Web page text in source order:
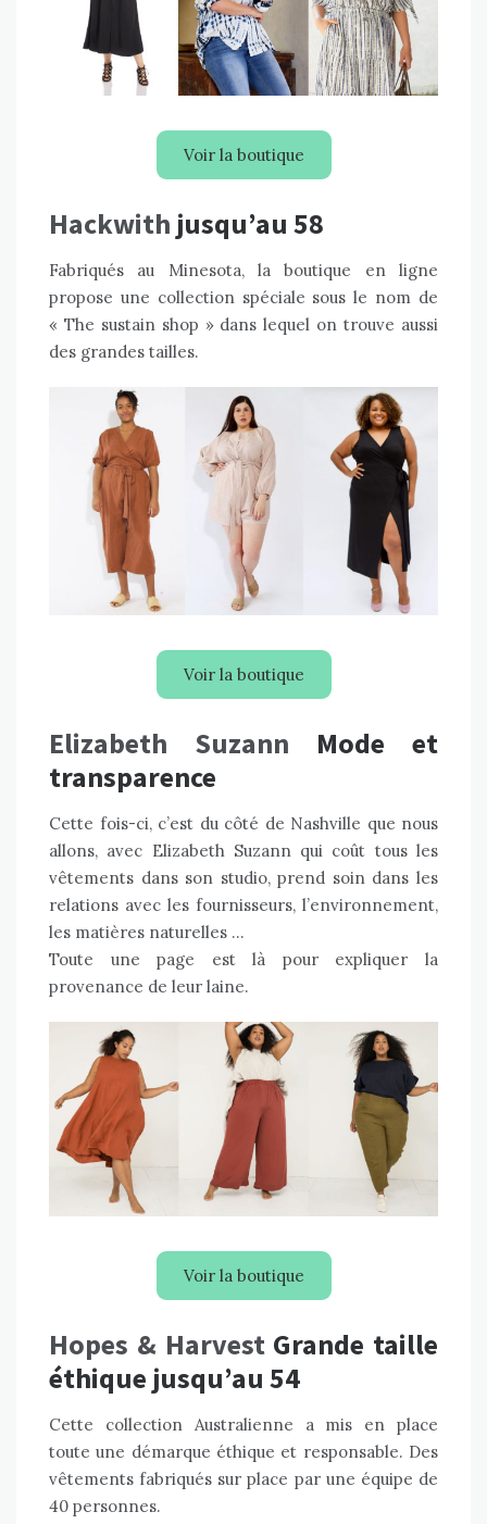
Voir la boutique
Hackwith jusqu’au 58
Fabriqués au Minesota, la boutique en ligne
propose une collection spéciale sous le nom de
« The sustain shop » dans lequel on trouve aussi
des grandes tailles.
Voir la boutique
Elizabeth Suzann Mode et
transparence
Cette fois-ci, c’est du côté de Nashville que nous
allons, avec Elizabeth Suzann qui coût tous les
vêtements dans son studio, prend soin dans les
relations avec les fournisseurs, l’environnement,
les matières naturelles …
Toute une page est là pour expliquer la
provenance de leur laine.
Voir la boutique
Hopes & HarvestGrande taille
éthique jusqu’au 54
Cette collection Australienne a mis en place
toute une démarque éthique et responsable. Des
vêtements fabriqués sur place par une équipe de
40 personnes.